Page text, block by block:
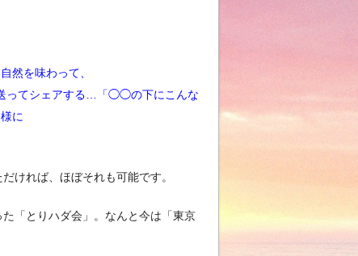
然を味わって、
ってシェアする…「◯◯の下にこんな
に
れば、ほぼそれも可能です。
「とりハダ会」。なんと今は「東京